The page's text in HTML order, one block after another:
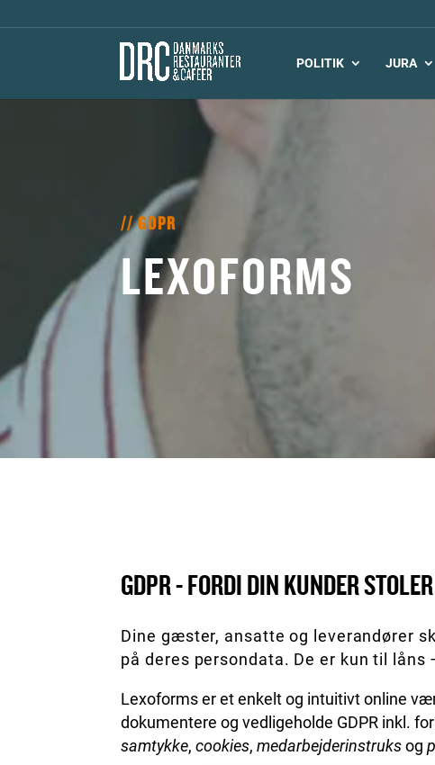
POLITIK JURA
// GDPR
LEXOFORMS
GDPR - FORDI DIN KUNDER
Dine gæster, ansatte og leverandører
på deres persondata. De er kun til
Lexoforms er et enkelt og intuitivt online
dokumentere og vedligeholde GDPR inkl.
samtykke,cookies,medarbejderinstruksog